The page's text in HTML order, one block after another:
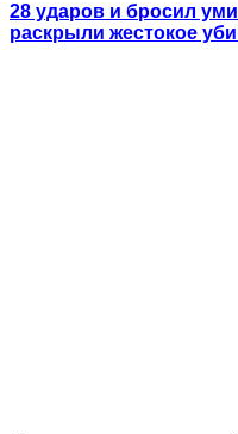
28 ударов и бросил
раскрыли жестокое